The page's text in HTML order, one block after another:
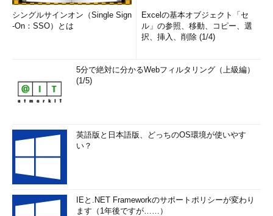
「 Tech TIPS」
シングルサインオン（Single Sign
-On：SSO）とは
Excelの基本オブジェクト「セ
ル」の参照、移動、コピー、選
択、挿入、削除 (1/4)
5分で絶対に分かるWebフィルタリング（上級編）
(1/5)
英語版と日本語版、どっちのOS環境が使いやす
い？
IEと.NET Frameworkのサポートポリシーが変わり
ます（1年後ですが……）